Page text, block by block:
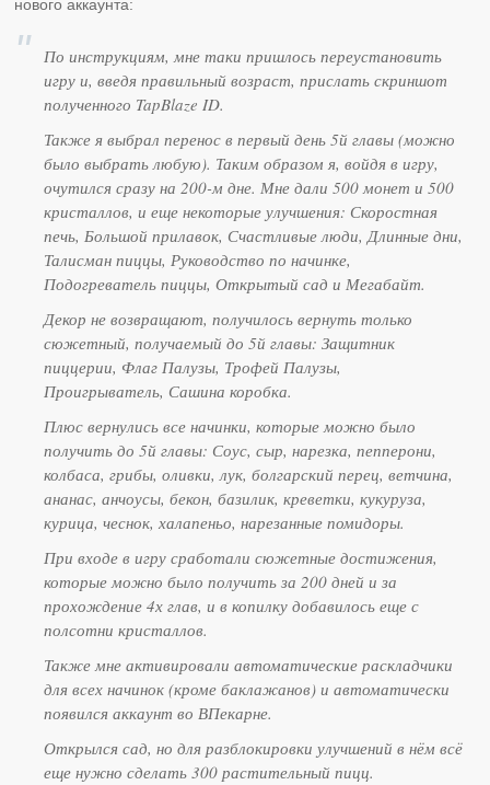
нового аккаунта:
По инструкциям, мне таки пришлось переустановить
игру и, введя правильный возраст, прислать скриншот
полученного TapBlaze ID.
Также я выбрал перенос в первый день 5й главы (можно
было выбрать любую). Таким образом я, войдя в игру,
очутился сразу на 200-м дне. Мне дали 500 монет и 500
кристаллов, и еще некоторые улучшения: Скоростная
печь, Большой прилавок, Счастливые люди, Длинные дни,
Талисман пиццы, Руководство по начинке,
Подогреватель пиццы, Открытый сад и Мегабайт.
Декор не возвращают, получилось вернуть только
сюжетный, получаемый до 5й главы: Защитник
пиццерии, Флаг Палузы, Трофей Палузы,
Проигрыватель, Сашина коробка.
Плюс вернулись все начинки, которые можно было
получить до 5й главы: Соус, сыр, нарезка, пепперони,
колбаса, грибы, оливки, лук, болгарский перец, ветчина,
ананас, анчоусы, бекон, базилик, креветки, кукуруза,
курица, чеснок, халапеньо, нарезанные помидоры.
При входе в игру сработали сюжетные достижения,
которые можно было получить за 200 дней и за
прохождение 4х глав, и в копилку добавилось еще с
полсотни кристаллов.
Также мне активировали автоматические раскладчики
для всех начинок (кроме баклажанов) и автоматически
появился аккаунт во ВПекарне.
Открылся сад, но для разблокировки улучшений в нём всё
еще нужно сделать 300 растительный пицц.